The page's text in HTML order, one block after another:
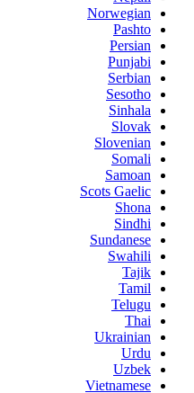
Norwegian
Pashto
Persian
Punjabi
Serbian
Sesotho
Sinhala
Slovak
Slovenian
Somali
Samoan
Scots Gaelic
Shona
Sindhi
Sundanese
Swahili
Tajik
Tamil
Telugu
Thai
Ukrainian
Urdu
Uzbek
Vietnamese